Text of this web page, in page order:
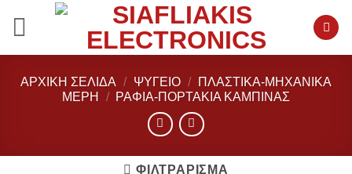
ΑΡΧΙΚΉ ΣΕΛΊΔΑ / ΨΥΓΕΙΟ /
ΠΛΑΣΤΙΚΑ-ΜΗΧΑΝΙΚΑ
ΜΕΡΗ
/ ΡΆΦΙΑ-ΠΟΡΤΆΚΙΑ ΚΑΜΠΊΝΑΣ
ΦΙΛΤΡΆΡΙΣΜΑ